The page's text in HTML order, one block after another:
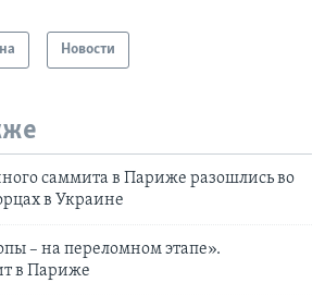
Новости
саммита в Париже разошлись во
в Украине
– на переломном этапе».
в Париже